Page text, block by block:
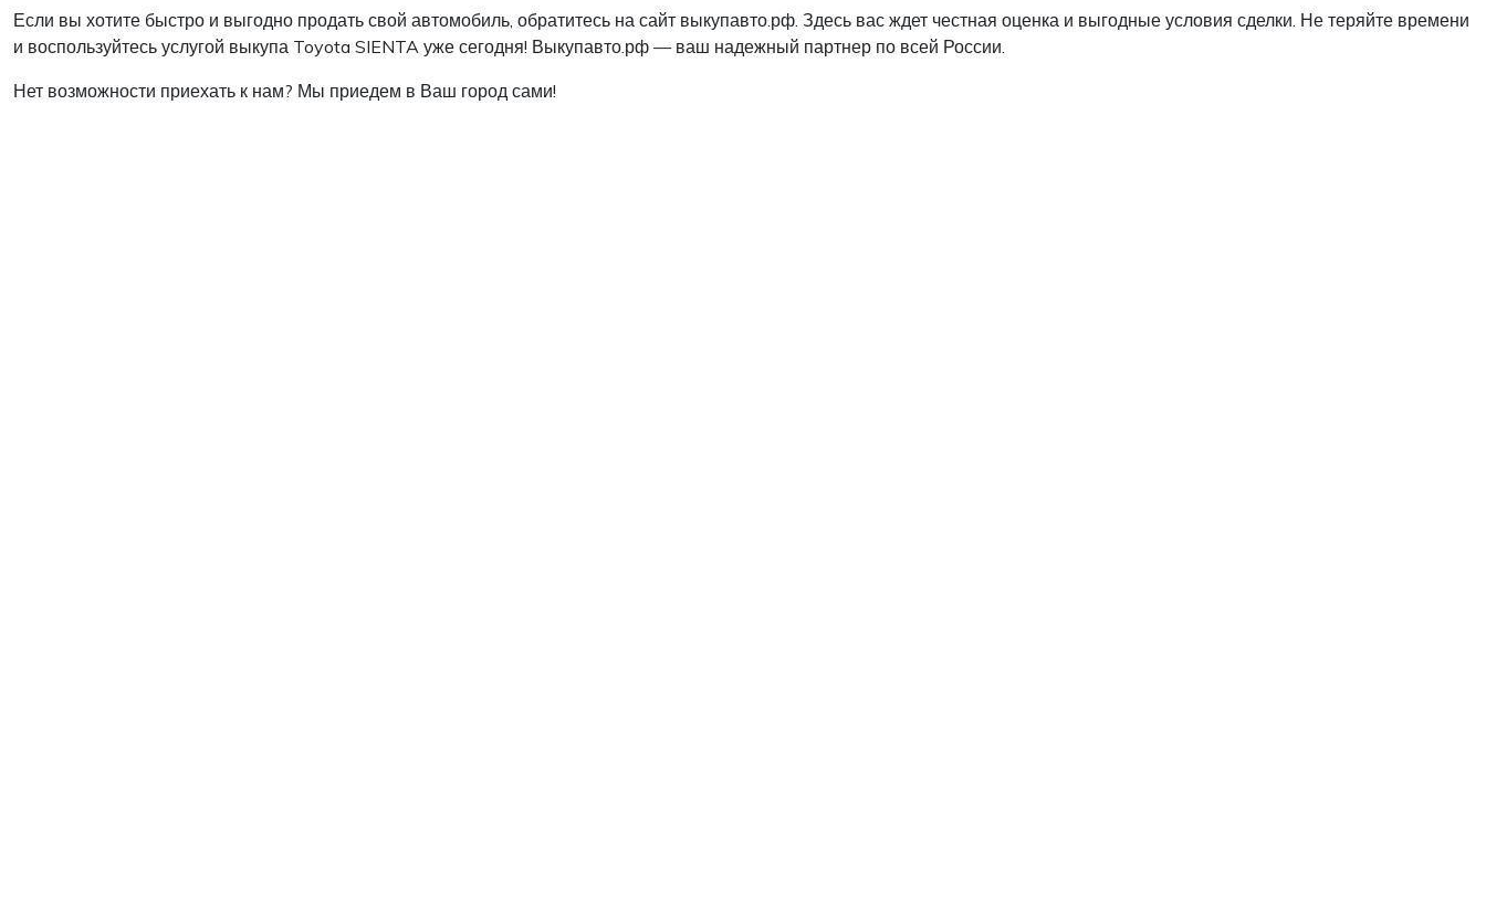
Если вы хотите быстро и выгодно продать свой автомобиль, обратитесь на сайт выкупавто.рф. Здесь вас ждет честная оценка и выгодные условия сделки. Не теряйте времени
и воспользуйтесь услугой выкупа Toyota SIENTA уже сегодня! Выкупавто.рф — ваш надежный партнер по всей России.
Нет возможности приехать к нам? Мы приедем в Ваш город сами!